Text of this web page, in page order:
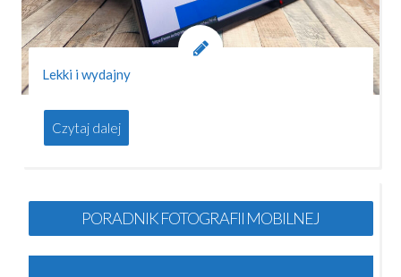
Lekki i wydajny
Czytaj dalej
PORADNIK FOTOGRAFII MOBILNEJ